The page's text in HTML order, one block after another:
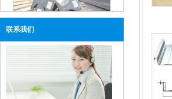
跌通道中
【企业资讯】成都钢轨：河北省启动区域一重
污染天气Ⅱ级应急响应
【企业资讯】四川钢轨：如何保障海外铁矿石
资源的稳定供应？
【企业资讯】四川钢轨：2019年11月12日唐山
钢市快报四川钢轨
联系我们